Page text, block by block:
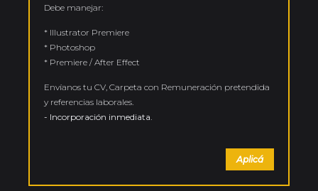
Debe manejar:
* Illustrator Premiere
* Photoshop
* Premiere / After Effect
Envíanos tu CV, Carpeta con Remuneración pretendida
y referencias laborales.
- Incorporación inmediata.
Aplicá